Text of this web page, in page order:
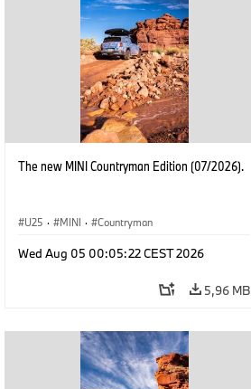
The new MINI Countryman Edition (07/2026).
U25 · MINI · Countryman
Wed Aug 05 00:05:22 CEST 2026
5,96 MB